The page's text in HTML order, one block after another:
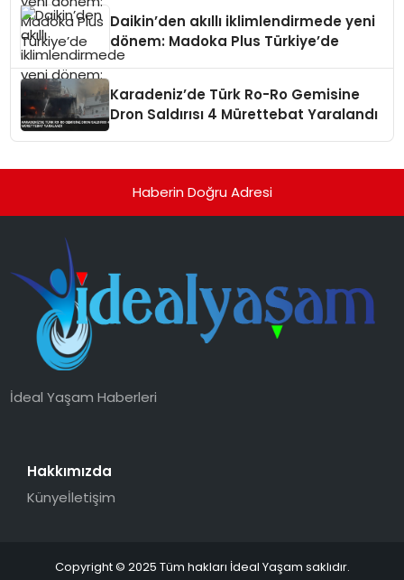
Daikin’den akıllı iklimlendirmede yeni
dönem: Madoka Plus Türkiye’de
Karadeniz’de Türk Ro-Ro Gemisine
Dron Saldırısı 4 Mürettebat Yaralandı
Haberin Doğru Adresi
İdeal Yaşam Haberleri
Hakkımızda
Künyeİletişim
Copyright © 2025 Tüm hakları İdeal Yaşam saklıdır.